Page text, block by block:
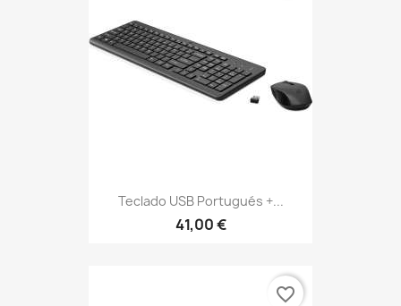
Teclado USB Portugués +...
41,00 €
favorite_border